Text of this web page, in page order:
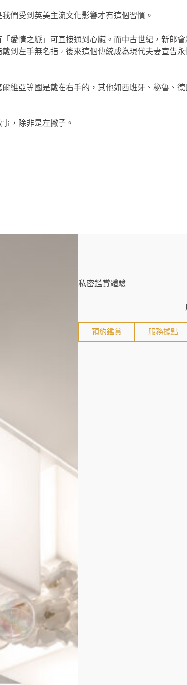
們受到英美主流文化影響才有這個習慣。
愛情之脈」可直接通到心臟。而中古世紀，新郎
到左手無名指，後來這個傳統成為現代夫妻宣告
維亞等國是戴在右手的，其他如西班牙、秘魯、
，除非是左撇子。
私密鑑賞體驗
預約鑑賞 服務據點